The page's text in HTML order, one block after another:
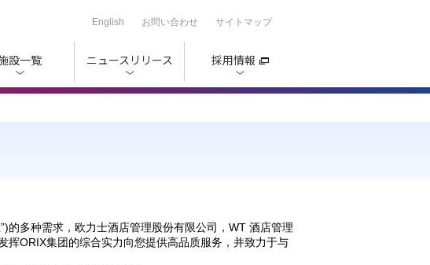
English お問い合わせ サイトマップ
設一覧 ニュースリリース 採用情報
的多种需求，欧力士酒店管理股份有限公司，WT 酒店管理
挥ORIX集团的综合实力向您提供高品质服务，并致力于与